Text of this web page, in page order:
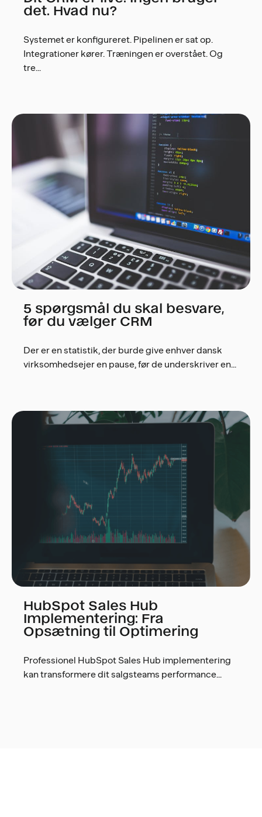
det. Hvad nu?
Systemet er konfigureret. Pipelinen er sat op.
Integrationer kører. Træningen er overstået. Og
tre...
5 spørgsmål du skal besvare,
før du vælger CRM
Der er en statistik, der burde give enhver dansk
virksomhedsejer en pause, før de underskriver en...
HubSpot Sales Hub
Implementering: Fra
Opsætning til Optimering
Professionel HubSpot Sales Hub implementering
kan transformere dit salgsteams performance...